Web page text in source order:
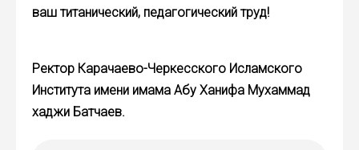
ваш титанический, педагогический труд!
Ректор Карачаево-Черкесского Исламского
Института имени имама Абу Ханифа Мухаммад
хаджи Батчаев.